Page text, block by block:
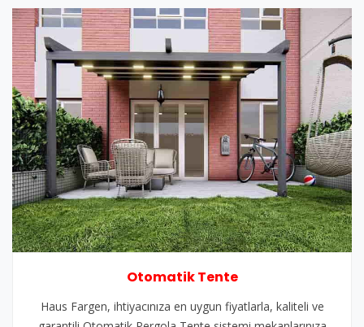
Otomatik Tente
Haus Fargen, ihtiyacınıza en uygun fiyatlarla, kaliteli ve